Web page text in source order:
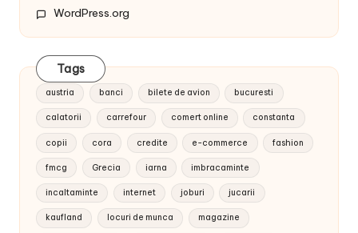
WordPress.org
Tags
austria banci bilete de avion bucuresti
calatorii carrefour comert online constanta
copii cora credite e-commerce fashion
fmcg Grecia iarna imbracaminte
incaltaminte internet joburi jucarii
kaufland locuri de munca magazine